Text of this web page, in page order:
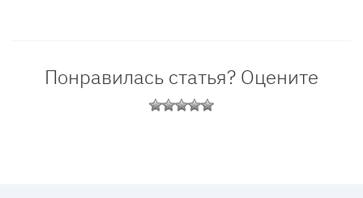
Понравилась статья? Оцените